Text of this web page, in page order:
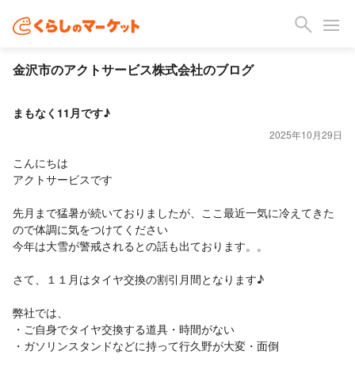
金沢市のアクトサービス株式会社のブログ
まもなく11月です♪
2025年10月29日
こんにちは
アクトサービスです
先月まで猛暑が続いておりましたが、ここ最近一気に冷えてきた
ので体調に気をつけてください
今年は大雪が警戒されるとの話も出ております。。
さて、１１月はタイヤ交換の割引月間となります♪
弊社では、
・ご自身でタイヤ交換する道具・時間がない
・ガソリンスタンドなどに持って行久野が大変・面倒